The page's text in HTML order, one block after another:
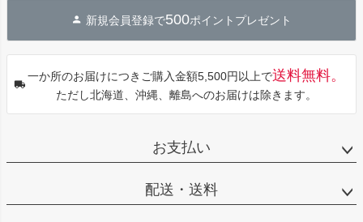
へ
新規会員登録で500ポイントプレゼント
一か所のお届けにつきご購入金額5,500円以上で送料無料。
ただし北海道、沖縄、離島へのお届けは除きます。
お支払い
配送・送料